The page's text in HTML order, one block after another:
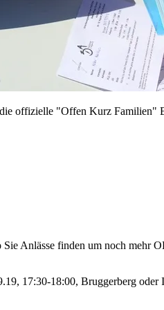
offizielle "Offen Kurz Familien"
Sie Anlässe finden um noch mehr
17:30-18:00, Bruggerberg